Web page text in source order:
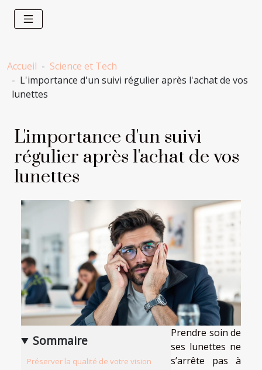
Accueil
Science et Tech
L'importance d'un suivi régulier après l'achat de vos
lunettes
L'importance d'un suivi
régulier après l'achat de vos
lunettes
Sommaire
Préserver la qualité de votre vision
Prendre soin de
ses lunettes ne
s’arrête pas à